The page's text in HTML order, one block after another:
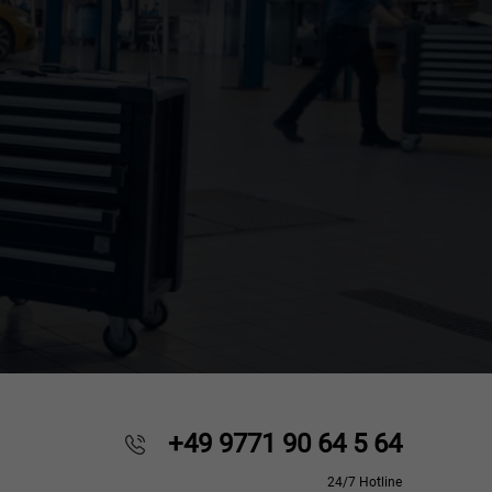
+49 9771 90 64 5 64
24/7 Hotline